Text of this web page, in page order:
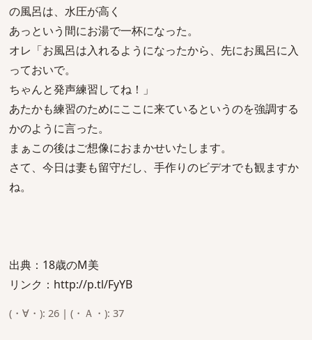
の風呂は、水圧が高く
あっという間にお湯で一杯になった。
オレ「お風呂は入れるようになったから、先にお風呂に入
っておいで。
ちゃんと発声練習してね！」
あたかも練習のためにここに来ているというのを強調する
かのように言った。
まぁこの後はご想像におまかせいたします。
さて、今日は妻も留守だし、手作りのビデオでも観ますか
ね。
出典：18歳のM美
リンク：http://p.tl/FyYB
(・∀・): 26 | (・Ａ・): 37